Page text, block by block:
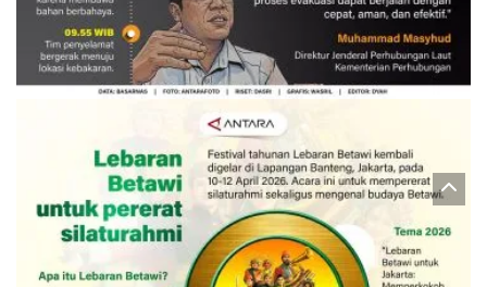
Evakuasi korban kebakaran KM
Mutiara Sentosa 2
3 Agustus 2026